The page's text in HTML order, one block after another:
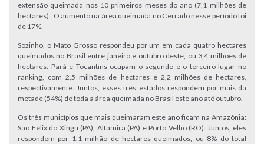
extensão queimada nos 10 primeiros meses do ano (7,1 milhões de
hectares). O aumento na área queimada no Cerrado nesse período foi
de 17%.
Sozinho, o Mato Grosso respondeu por um em cada quatro hectares
queimados no Brasil entre janeiro e outubro deste, ou 3,4 milhões de
hectares. Pará e Tocantins ocupam o segundo e o terceiro lugar no
ranking, com 2,5 milhões de hectares e 2,2 milhões de hectares,
respectivamente. Juntos, esses três estados respondem por mais da
metade (54%) de toda a área queimada no Brasil este ano até outubro.
Os três municípios que mais queimaram este ano ficam na Amazônia:
São Félix do Xingu (PA), Altamira (PA) e Porto Velho (RO). Juntos, eles
respondem por 1,1 milhão de hectares queimados, ou 8% do total